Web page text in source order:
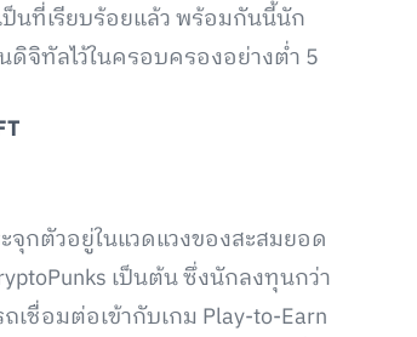
ป็นที่เรียบร้อยแล้ว พร้อมกันนี้นัก
ดิจิทัลไว้ในครอบครองอย่างต่ำ 5
กตัวอยู่ในแวดแวงของสะสมยอด
เป็นต้น ซึ่งนักลงทุนกว่า
เชื่อมต่อเข้ากับเกม Play-to-Earn